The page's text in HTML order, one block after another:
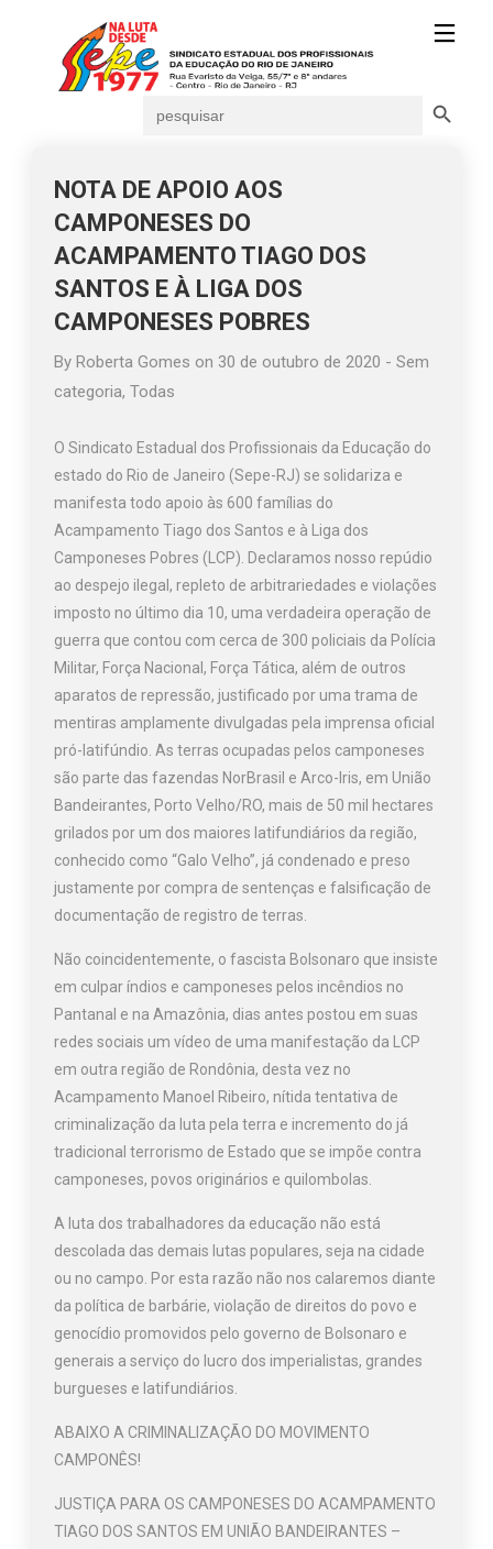
for:
NOTA DE APOIO AOS
CAMPONESES DO
ACAMPAMENTO TIAGO DOS
SANTOS E À LIGA DOS
CAMPONESES POBRES
ByRoberta Gomes on 30 de outubro de 2020 -Sem
categoria,Todas
O Sindicato Estadual dos Profissionais da Educação do
estado do Rio de Janeiro (Sepe-RJ) se solidariza e
manifesta todo apoio às 600 famílias do
Acampamento Tiago dos Santos e à Liga dos
Camponeses Pobres (LCP). Declaramos nosso repúdio
ao despejo ilegal, repleto de arbitrariedades e violações
imposto no último dia 10, uma verdadeira operação de
guerra que contou com cerca de 300 policiais da Polícia
Militar, Força Nacional, Força Tática, além de outros
aparatos de repressão, justificado por uma trama de
mentiras amplamente divulgadas pela imprensa oficial
pró-latifúndio. As terras ocupadas pelos camponeses
são parte das fazendas NorBrasil e Arco-Iris, em União
Bandeirantes, Porto Velho/RO, mais de 50 mil hectares
grilados por um dos maiores latifundiários da região,
conhecido como “Galo Velho”, já condenado e preso
justamente por compra de sentenças e falsificação de
documentação de registro de terras.
Não coincidentemente, o fascista Bolsonaro que insiste
em culpar índios e camponeses pelos incêndios no
Pantanal e na Amazônia, dias antes postou em suas
redes sociais um vídeo de uma manifestação da LCP
em outra região de Rondônia, desta vez no
Acampamento Manoel Ribeiro, nítida tentativa de
criminalização da luta pela terra e incremento do já
tradicional terrorismo de Estado que se impõe contra
camponeses, povos originários e quilombolas.
A luta dos trabalhadores da educação não está
descolada das demais lutas populares, seja na cidade
ou no campo. Por esta razão não nos calaremos diante
da política de barbárie, violação de direitos do povo e
genocídio promovidos pelo governo de Bolsonaro e
generais a serviço do lucro dos imperialistas, grandes
burgueses e latifundiários.
ABAIXO A CRIMINALIZAÇÃO DO MOVIMENTO
CAMPONÊS!
JUSTIÇA PARA OS CAMPONESES DO ACAMPAMENTO
TIAGO DOS SANTOS EM UNIÃO BANDEIRANTES –